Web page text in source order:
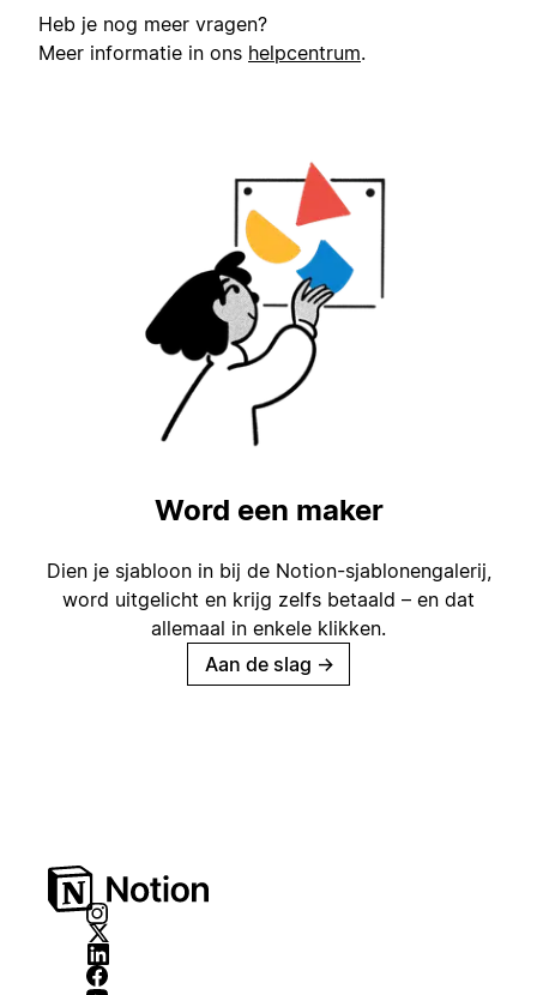
Heb je nog meer vragen?
Meer informatie in ons helpcentrum.
Word een maker
Dien je sjabloon in bij de Notion-sjablonengalerij,
word uitgelicht en krijg zelfs betaald – en dat
allemaal in enkele klikken.
Aan de slag →